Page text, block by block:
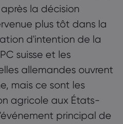
la décision
plus tôt dans la
d'intention de la
suisse et les
allemandes ouvrent
mais ce sont les
agricole aux États-
principal de